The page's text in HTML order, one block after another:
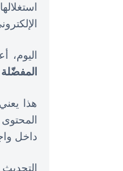
اليوم،
هذا
داخل